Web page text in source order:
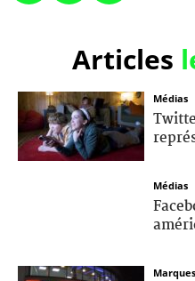
Articles
Médias
Médias
Marques